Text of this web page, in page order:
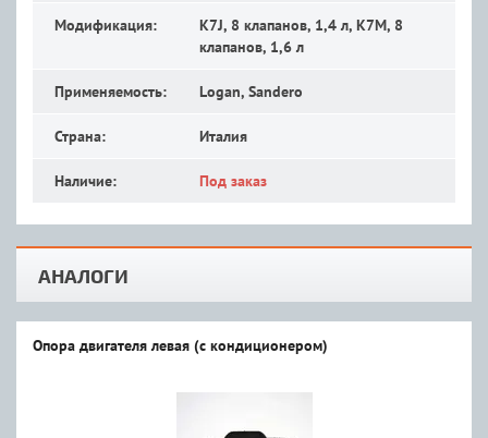
Модификация:
K7J, 8 клапанов, 1,4 л, K7M, 8
клапанов, 1,6 л
Применяемость: Logan, Sandero
Страна: Италия
Наличие: Под заказ
АНАЛОГИ
Опора двигателя левая (с кондиционером)